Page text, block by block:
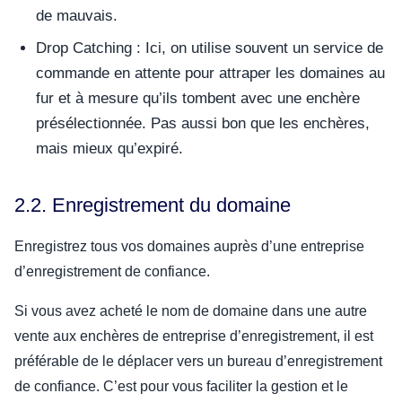
de mauvais.
Drop Catching : Ici, on utilise souvent un service de
commande en attente pour attraper les domaines au
fur et à mesure qu’ils tombent avec une enchère
présélectionnée. Pas aussi bon que les enchères,
mais mieux qu’expiré.
2.2. Enregistrement du domaine
Enregistrez tous vos domaines auprès d’une entreprise
d’enregistrement de confiance.
Si vous avez acheté le nom de domaine dans une autre
vente aux enchères de entreprise d’enregistrement, il est
préférable de le déplacer vers un bureau d’enregistrement
de confiance. C’est pour vous faciliter la gestion et le